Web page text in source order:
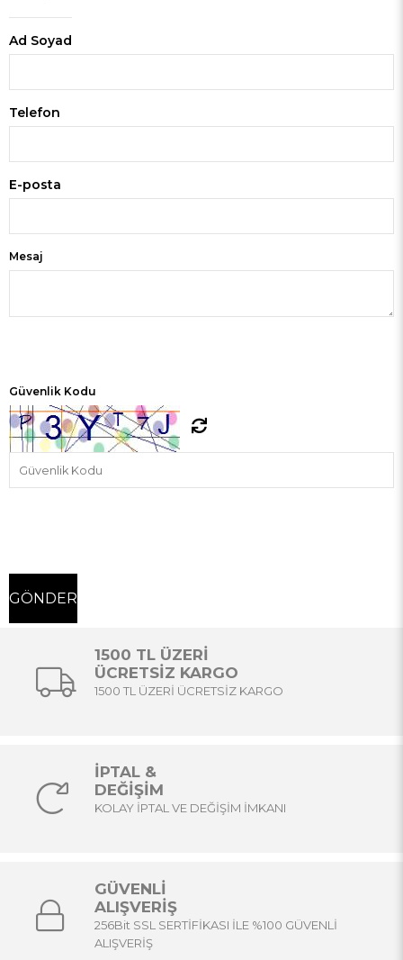
Ad Soyad
Telefon
E-posta
Mesaj
Güvenlik Kodu
1500 TL ÜZERİ
ÜCRETSİZ KARGO
1500 TL ÜZERİ ÜCRETSİZ KARGO
İPTAL &
DEĞİŞİM
KOLAY İPTAL VE DEĞİŞİM İMKANI
GÜVENLİ
ALIŞVERİŞ
256Bit SSL SERTİFİKASI İLE %100 GÜVENLİ
ALIŞVERİŞ